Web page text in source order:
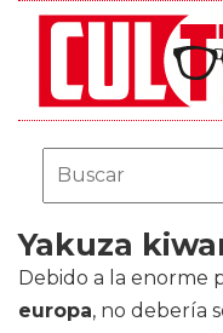
Yakuza
Debido a la enorme
europa, no debería